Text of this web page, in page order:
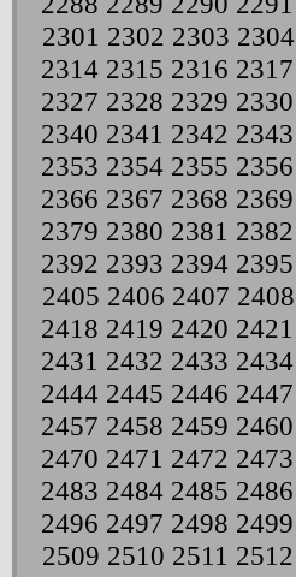
2301 2302 2303 2304
2314 2315 2316 2317
2327 2328 2329 2330
2340 2341 2342 2343
2353 2354 2355 2356
2366 2367 2368 2369
2379 2380 2381 2382
2392 2393 2394 2395
2405 2406 2407 2408
2418 2419 2420 2421
2431 2432 2433 2434
2444 2445 2446 2447
2457 2458 2459 2460
2470 2471 2472 2473
2483 2484 2485 2486
2496 2497 2498 2499
2509 2510 2511 2512